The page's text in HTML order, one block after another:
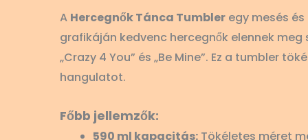
A Hercegnők Tánca Tumbler egy mesés
grafikáján kedvenc hercegnők elennek
„Crazy 4 You” és „Be Mine”. Ez a tumbler
hangulatot.
Főbb jellemzők:
590 ml kapacitás: Tökéletes méret